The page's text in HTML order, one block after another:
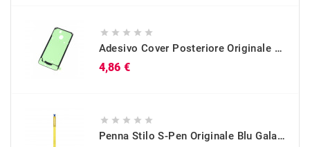
    
Adesivo Cover Posteriore Originale Galaxy A40 (SM-A405)
4,86 €
    
Penna Stilo S-Pen Originale Blu Galaxy Note 9 (SM-N960)